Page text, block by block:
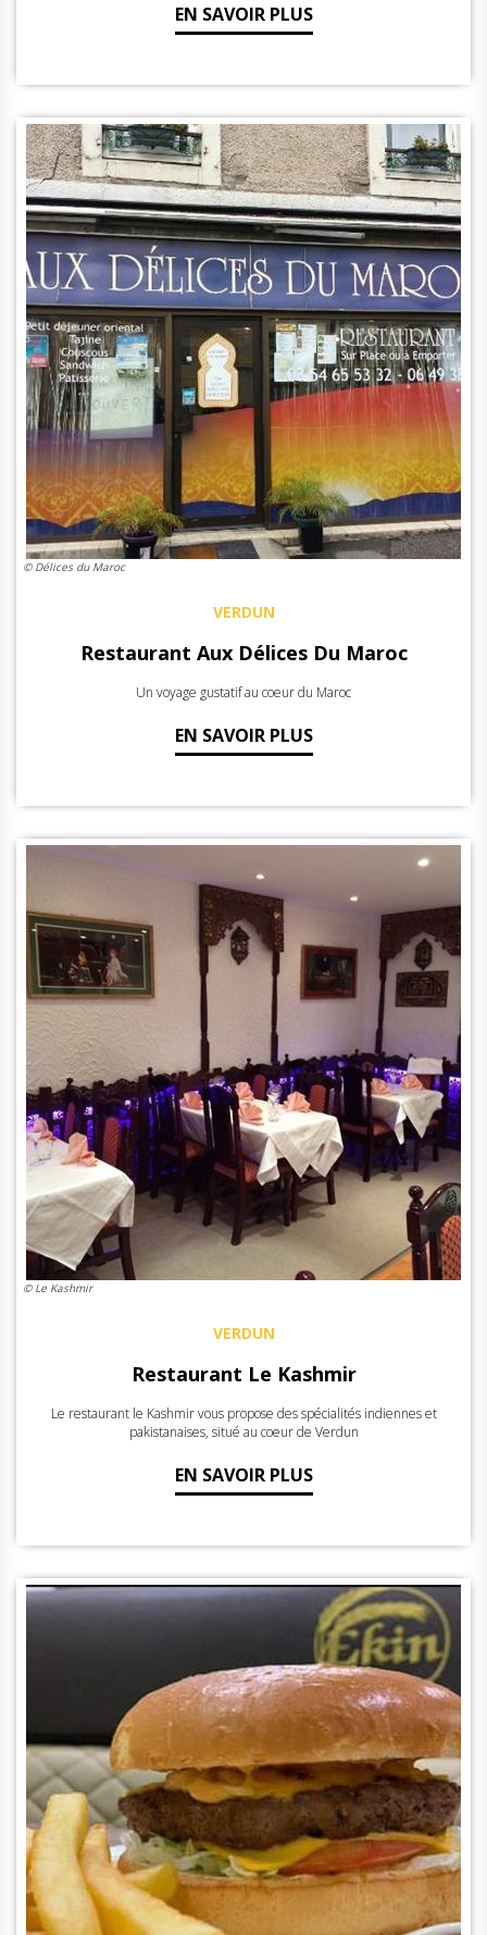
EN SAVOIR PLUS
© Délices du Maroc
VERDUN
Restaurant Aux Délices Du Maroc
Un voyage gustatif au coeur du Maroc
EN SAVOIR PLUS
© Le Kashmir
VERDUN
Restaurant Le Kashmir
Le restaurant le Kashmir vous propose des spécialités indiennes et
pakistanaises, situé au coeur de Verdun
EN SAVOIR PLUS